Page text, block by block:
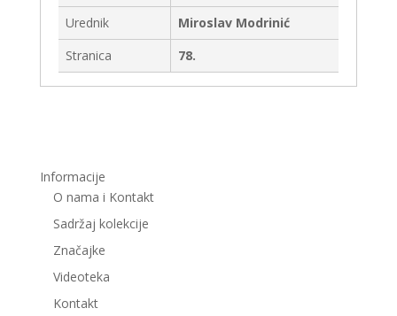
Urednik
Miroslav Modrinić
Stranica
78.
Informacije
O nama i Kontakt
Sadržaj kolekcije
Značajke
Videoteka
Kontakt